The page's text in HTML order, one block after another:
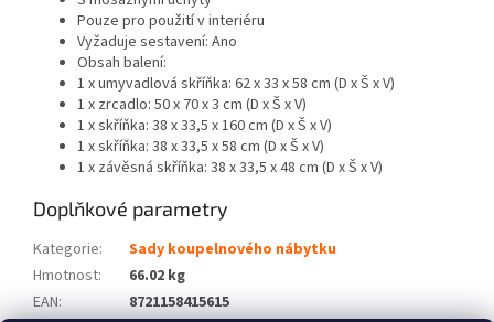
Pouze pro použití v interiéru
Vyžaduje sestavení: Ano
Obsah balení:
1 x umyvadlová skříňka: 62 x 33 x 58 cm (D x Š x V)
1 x zrcadlo: 50 x 70 x 3 cm (D x Š x V)
1 x skříňka: 38 x 33,5 x 160 cm (D x Š x V)
1 x skříňka: 38 x 33,5 x 58 cm (D x Š x V)
1 x závěsná skříňka: 38 x 33,5 x 48 cm (D x Š x V)
Doplňkové parametry
Kategorie:
Sady koupelnového nábytku
Hmotnost:
66.02 kg
EAN:
8721158415615